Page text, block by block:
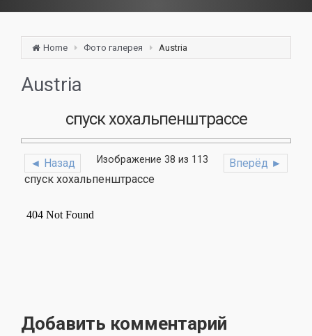
Home Фото галерея Austria
Austria
спуск хохальпенштрассе
◄ Назад Вперёд ►
Изображение 38 из 113
спуск хохальпенштрассе
Добавить комментарий